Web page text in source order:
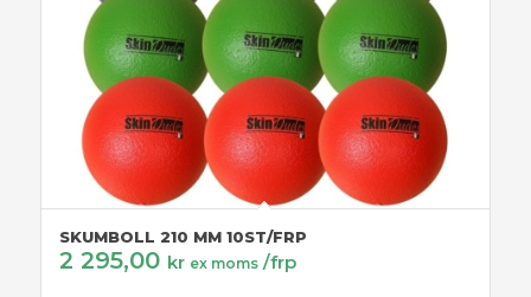
SKUMBOLL 210 MM 10ST/FRP
2 295,00 kr ex moms /frp